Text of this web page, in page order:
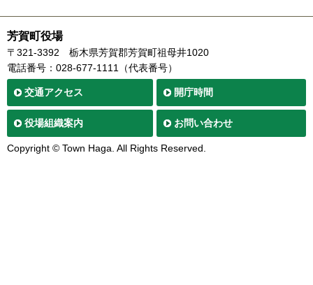
芳賀町役場
〒321-3392
栃木県芳賀郡芳賀町祖母井1020
電話番号：028-677-1111（代表番号）
交通アクセス 開庁時間
役場組織案内 お問い合わせ
Copyright © Town Haga. All Rights Reserved.